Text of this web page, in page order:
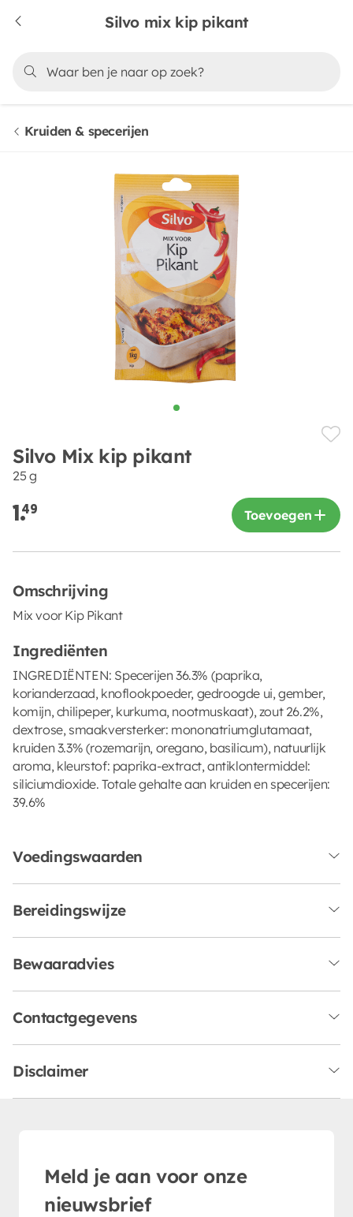
Silvo mix kip pikant
Kruiden & specerijen
Silvo Mix kip pikant
25 g
1.49 Toevoegen
Omschrijving
Mix voor Kip Pikant
Ingrediënten
INGREDIËNTEN: Specerijen 36.3% (paprika,
korianderzaad, knoflookpoeder, gedroogde ui, gember,
komijn, chilipeper, kurkuma, nootmuskaat), zout 26.2%,
dextrose, smaakversterker: mononatriumglutamaat,
kruiden 3.3% (rozemarijn, oregano, basilicum), natuurlijk
aroma, kleurstof: paprika-extract, antiklontermiddel:
siliciumdioxide. Totale gehalte aan kruiden en specerijen:
39.6%
Voedingswaarden
Bereidingswijze
Bewaaradvies
Contactgegevens
Disclaimer
Meld je aan voor onze
nieuwsbrief